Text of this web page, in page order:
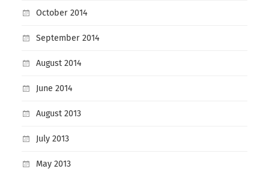
October 2014
September 2014
August 2014
June 2014
August 2013
July 2013
May 2013